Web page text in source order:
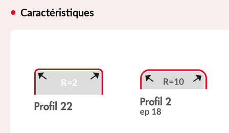
Caractéristiques